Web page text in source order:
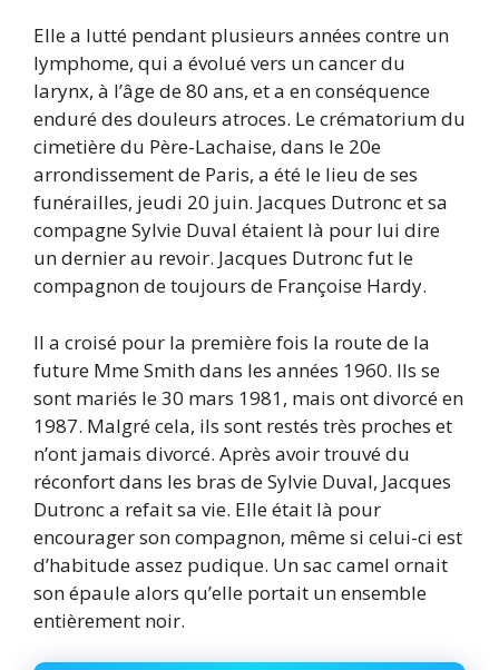
Elle a lutté pendant plusieurs années contre un
lymphome, qui a évolué vers un cancer du
larynx, à l’âge de 80 ans, et a en conséquence
enduré des douleurs atroces. Le crématorium du
cimetière du Père-Lachaise, dans le 20e
arrondissement de Paris, a été le lieu de ses
funérailles, jeudi 20 juin. Jacques Dutronc et sa
compagne Sylvie Duval étaient là pour lui dire
un dernier au revoir. Jacques Dutronc fut le
compagnon de toujours de Françoise Hardy.
Il a croisé pour la première fois la route de la
future Mme Smith dans les années 1960. Ils se
sont mariés le 30 mars 1981, mais ont divorcé en
1987. Malgré cela, ils sont restés très proches et
n’ont jamais divorcé. Après avoir trouvé du
réconfort dans les bras de Sylvie Duval, Jacques
Dutronc a refait sa vie. Elle était là pour
encourager son compagnon, même si celui-ci est
d’habitude assez pudique. Un sac camel ornait
son épaule alors qu’elle portait un ensemble
entièrement noir.